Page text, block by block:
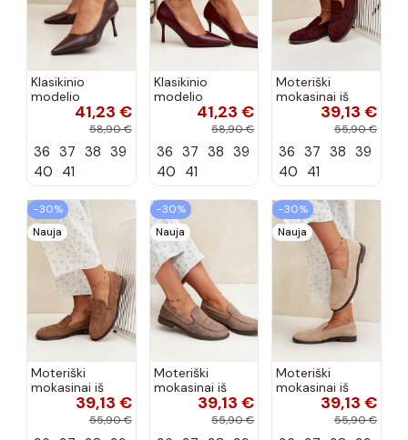
Klasikinio
modelio
aukštakulniai
šokolado
spalvos Nesha
41,23 €
58,90 €
36 37 38 39
40 41
Klasikinio
modelio
aukštakulniai
bordo spalvos
Nesha
41,23 €
58,90 €
36 37 38 39
40 41
Moteriški
mokasinai iš
dirbtinės
zomšos, bordo
39,13 €
55,90 €
36 37 38 39
40 41
−30%
Nauja
Moteriški
mokasinai iš
dirbtinės
zomšos, rudos
39,13 €
55,90 €
−30%
Nauja
Moteriški
mokasinai iš
dirbtinės
zomšos, molio
39,13 €
55,90 €
−30%
Nauja
Moteriški
mokasinai iš
dirbtinės
zomšos, smėlio
39,13 €
55,90 €